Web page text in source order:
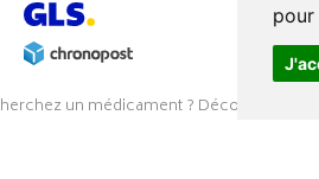
un médicament ? Découvrez la